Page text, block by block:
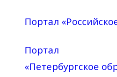
Портал
Портал
«Петербургское